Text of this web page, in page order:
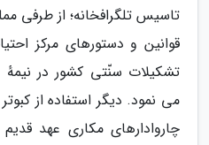
تاسیس تلگرافخانه؛ از طرفی
قوانین و دستورهای مرکز
تشکیلات سنّتی کشور در
می نمود. دیگر استفاده از
چاروادارهای مکاری عهد